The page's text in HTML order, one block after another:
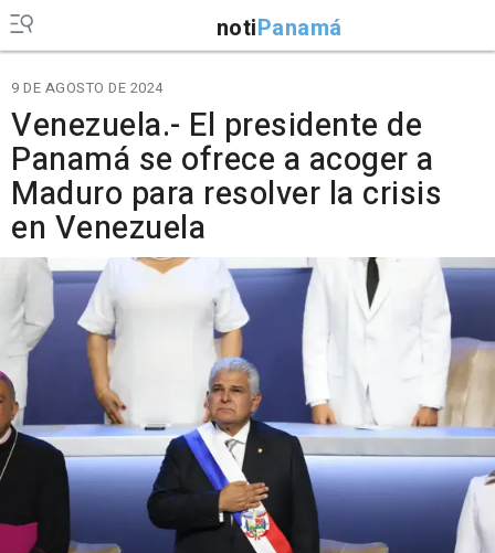
notiPanamá
9 DE AGOSTO DE 2024
Venezuela.- El presidente de
Panamá se ofrece a acoger a
Maduro para resolver la crisis
en Venezuela